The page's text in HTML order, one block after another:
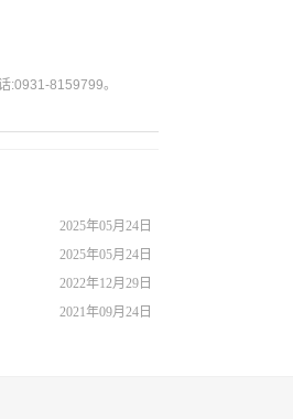
:0931-8159799。
2025年05月24日
2025年05月24日
2022年12月29日
2021年09月24日